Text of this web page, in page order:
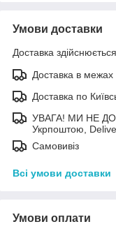
Умови доставки
Доставка
Доставка в
Доставка по
УВАГА! МИ НЕ
Укрпоштою,
Самовивіз
Всі умови доставки
Умови оплати